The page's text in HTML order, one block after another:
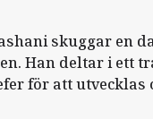
skuggar en
Han deltar i ett
för att utvecklas